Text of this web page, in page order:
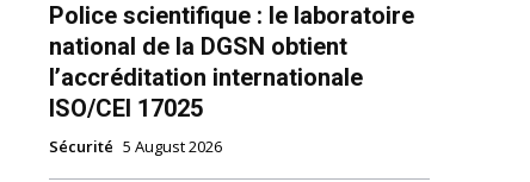
Police scientifique : le laboratoire
national de la DGSN obtient
l’accréditation internationale
ISO/CEI 17025
Sécurité 5 August 2026